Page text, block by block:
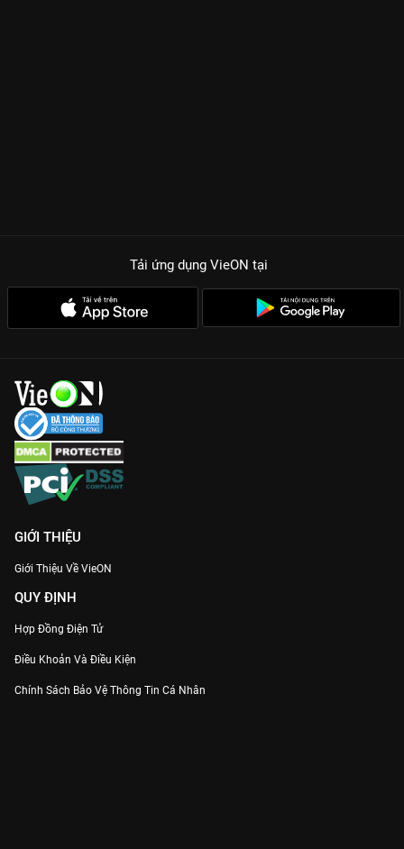
Tải ứng dụng VieON tại
GIỚI THIỆU
Giới Thiệu Về VieON
QUY ĐỊNH
Hợp Đồng Điện Tử
Điều Khoản Và Điều Kiện
Chính Sách Bảo Vệ Thông Tin Cá Nhân